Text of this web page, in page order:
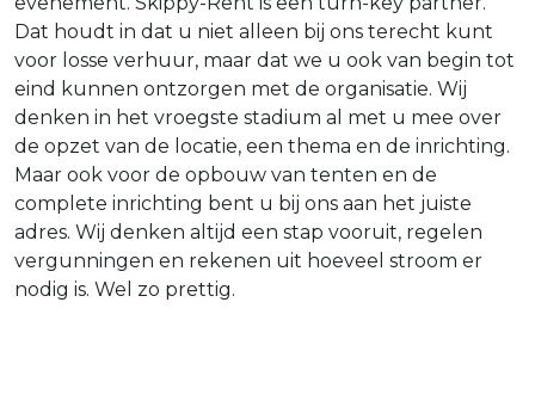
Dat houdt in dat u niet alleen bij ons terecht kunt
voor losse verhuur, maar dat we u ook van begin tot
eind kunnen ontzorgen met de organisatie. Wij
denken in het vroegste stadium al met u mee over
de opzet van de locatie, een thema en de inrichting.
Maar ook voor de opbouw van tenten en de
complete inrichting bent u bij ons aan het juiste
adres. Wij denken altijd een stap vooruit, regelen
vergunningen en rekenen uit hoeveel stroom er
nodig is. Wel zo prettig.